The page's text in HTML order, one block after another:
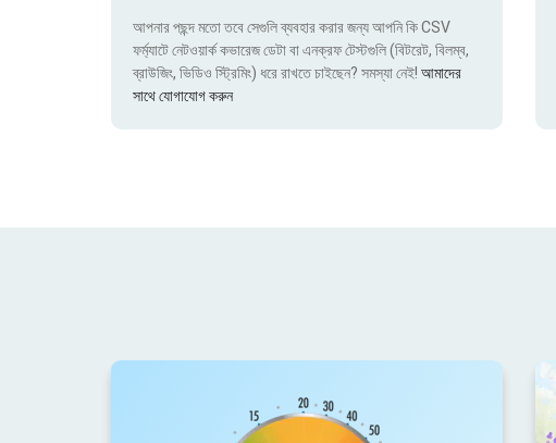
আপনার পছন্দ মতো তবে সেগুলি ব্যবহার করার জন্য আপনি কি CSV
ফর্ম্যাটে নেটওয়ার্ক কভারেজ ডেটা বা এনক্রফ টেস্টগুলি (বিটরেট, বিলম্ব,
ব্রাউজিং, ভিডিও স্ট্রিমিং) ধরে রাখতে চাইছেন? সমস্যা নেই! আমাদের
সাথে যোগাযোগ করুন